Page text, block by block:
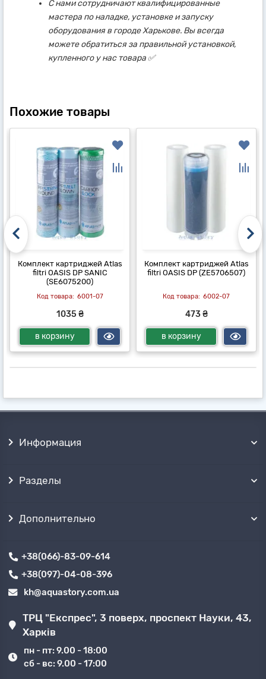
С нами сотрудничают квалифицированные
мастера по наладке, установке и запуску
оборудования в городе Харькове. Вы всегда
можете обратиться за правильной установкой,
купленного у нас товара ✅
Похожие товары
Комплект картриджей Atlas
filtri OASIS DP SANIC
(SE6075200)
6001-07
1035 ₴
в корзину
Комплект картриджей Atlas
filtri OASIS DP (ZE5706507)
6002-07
473 ₴
в корзину
Информация
Разделы
Дополнительно
+38(066)-83-09-614
+38(097)-04-08-396
kh@aquastory.com.ua
ТРЦ "Експрес", 3 поверх, проспект Науки, 43,
Харків
пн - пт: 9.00 - 18:00
сб - вс: 9.00 - 17:00